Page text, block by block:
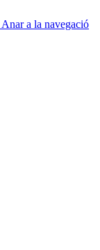
Anar a la navegació